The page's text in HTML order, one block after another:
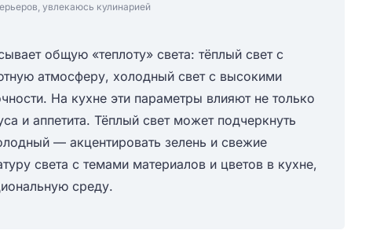
увлекаюсь кулинарией
общую «теплоту» света: тёплый свет с
атмосферу, холодный свет с высокими
На кухне эти параметры влияют не только
и аппетита. Тёплый свет может подчеркнуть
— акцентировать зелень и свежие
света с темами материалов и цветов в кухне,
среду.